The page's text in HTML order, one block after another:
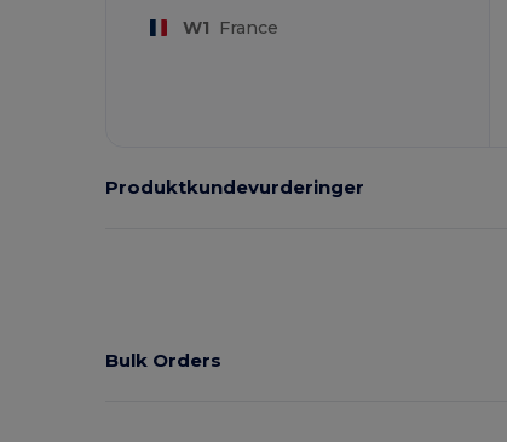
W1 France
Produktkundevurderinger
Bulk Orders